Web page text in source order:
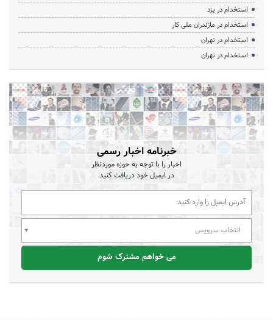
استخدام در یزد
استخدام در مازندران ملی کار
استخدام در تهران
استخدام در تهران
خبرنامه اخبار رسمی
اخبار را با توجه به حوزه موردنظر
در ایمیل خود دریافت کنید
انتخاب سرویس
می خواهم مشترک شوم